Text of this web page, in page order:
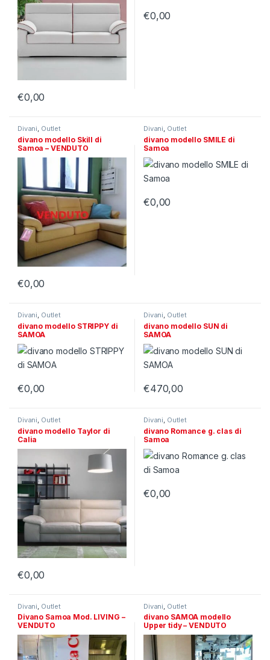
€0,00
€0,00
Divani, Outlet
divano modello Skill di
Samoa – VENDUTO
€0,00
Divani, Outlet
divano modello SMILE di
Samoa
€0,00
Divani, Outlet
divano modello STRIPPY di
SAMOA
€0,00
Divani, Outlet
divano modello SUN di
SAMOA
€470,00
Divani, Outlet
divano modello Taylor di
Calia
€0,00
Divani, Outlet
divano Romance g. clas di
Samoa
€0,00
Divani Outlet
Divano Samoa Mod. LIVING –
VENDUTO
Divani Outlet
divano SAMOA modello
Upper tidy – VENDUTO